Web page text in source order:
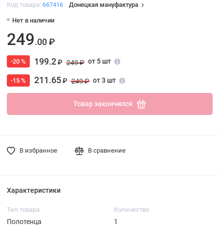
Код товара: 667416 Донецкая мануфактура
Нет в наличии
249.00 ₽
-20 % 199.2₽ 249 ₽ от 5 шт
-15 % 211.65₽ 249 ₽ от 3 шт
Товар закончился
В избранное В сравнение
Характеристики
Тип товара
Полотенца
Количество
1